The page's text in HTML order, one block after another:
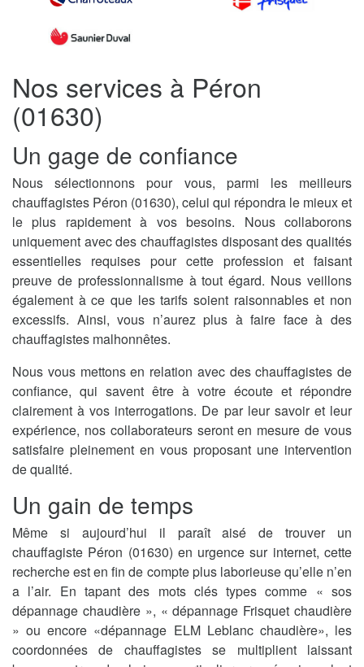
Nos services à Péron
(01630)
Un gage de confiance
Nous sélectionnons pour vous, parmi les meilleurs
chauffagistes Péron (01630), celui qui répondra le mieux et
le plus rapidement à vos besoins. Nous collaborons
uniquement avec des chauffagistes disposant des qualités
essentielles requises pour cette profession et faisant
preuve de professionnalisme à tout égard. Nous veillons
également à ce que les tarifs soient raisonnables et non
excessifs. Ainsi, vous n’aurez plus à faire face à des
chauffagistes malhonnêtes.
Nous vous mettons en relation avec des chauffagistes de
confiance, qui savent être à votre écoute et répondre
clairement à vos interrogations. De par leur savoir et leur
expérience, nos collaborateurs seront en mesure de vous
satisfaire pleinement en vous proposant une intervention
de qualité.
Un gain de temps
Même si aujourd’hui il paraît aisé de trouver un
chauffagiste Péron (01630) en urgence sur internet, cette
recherche est en fin de compte plus laborieuse qu’elle n’en
a l’air. En tapant des mots clés types comme « sos
dépannage chaudière », « dépannage Frisquet chaudière
» ou encore «dépannage ELM Leblanc chaudière», les
coordonnées de chauffagistes se multiplient laissant